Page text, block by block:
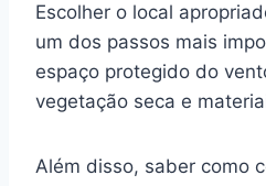
Escolher o local
um dos passos mais
espaço protegido do
vegetação seca e
Além disso, saber como